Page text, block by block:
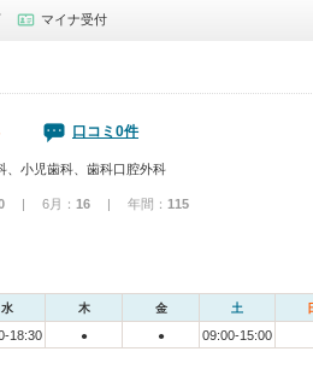
マイナ受付
口コミ0件
、小児歯科、歯科口腔外科
| 6月： 16 | 年間： 115
水 木 金 土
18:30 ● ● 09:00-15:00